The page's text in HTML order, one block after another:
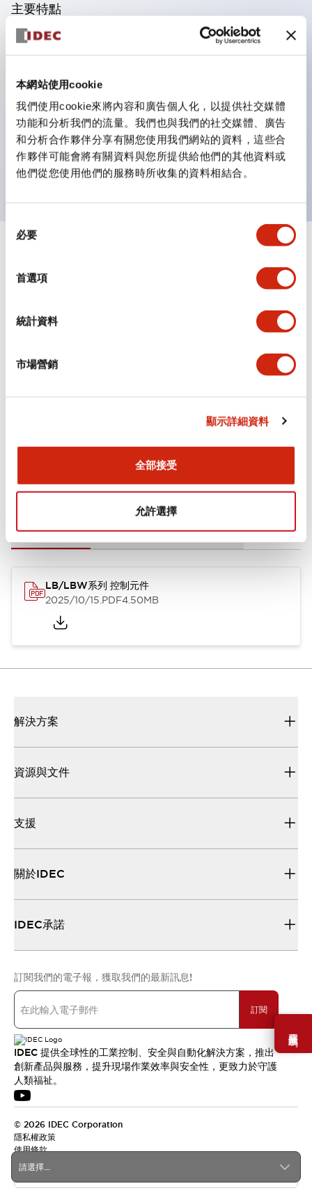
本網站使用cookie
我們使用cookie來將內容和廣告個人化，以提供社交媒體
功能和分析我們的流量。我們也與我們的社交媒體、廣告
和分析合作夥伴分享有關您使用我們網站的資料，這些合
作夥伴可能會將有關資料與您所提供給他們的其他資料或
他們從您使用他們的服務時所收集的資料相結合。
必要
首選項
統計資料
市場營銷
顯示詳細資料
全部接受
允許選擇
需要幫助嗎？
主要特點
操作面板的凹凸減少，呈現銳利感。
豐富的顏色變化，也提供帶護罩的黑色邊框
優秀的防水性能。保護結構IP65
按鈕開關、選擇開關、帶鎖選擇開關最多3c接點。
邊框顏色有黑色與金屬色兩種。
LED照明帶來明亮且清晰的照明面
審美規範
環境規範
機械規格
安裝和安裝規範
文件和檔案
型錄和宣傳手冊 CAD檔 認證與標準 技術文件
LB/LBW系列 控制元件
2025/10/15.PDF4.50MB
請選擇...
解決方案
資源與文件
支援
關於IDEC
IDEC承諾
訂閱我們的電子報，獲取我們的最新訊息!
訂閱
IDEC 提供全球性的工業控制、安全與自動化解決方案，推出
創新產品與服務，提升現場作業效率與安全性，更致力於守護
人類福祉。
© 2026 IDEC Corporation
隱私權政策
使用條款
台灣